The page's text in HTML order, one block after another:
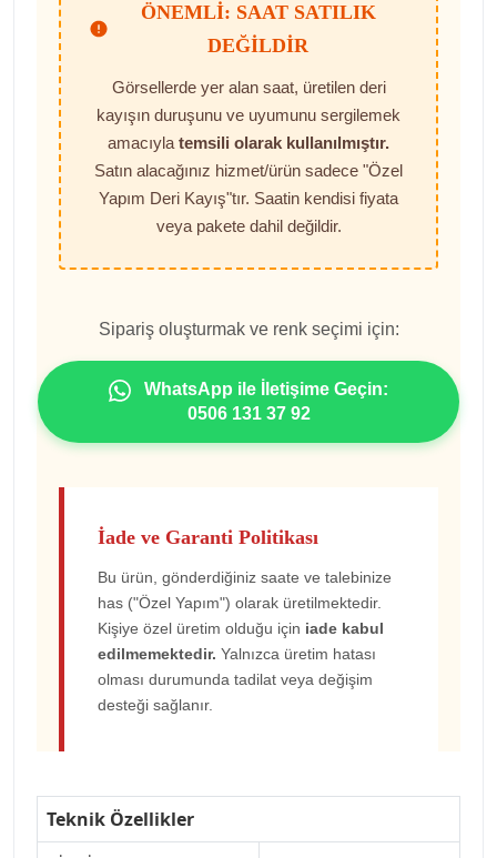
ÖNEMLI: SAAT SATILIK
DEĞILDIR
Görsellerde yer alan saat, üretilen deri
kayışın duruşunu ve uyumunu sergilemek
amacıyla temsili olarak kullanılmıştır.
Satın alacağınız hizmet/ürün sadece "Özel
Yapım Deri Kayış"tır. Saatin kendisi fiyata
veya pakete dahil değildir.
Sipariş oluşturmak ve renk seçimi için:
WhatsApp ile İletişime Geçin:
0506 131 37 92
İade ve Garanti Politikası
Bu ürün, gönderdiğiniz saate ve talebinize
has ("Özel Yapım") olarak üretilmektedir.
Kişiye özel üretim olduğu için iade kabul
edilmemektedir. Yalnızca üretim hatası
olması durumunda tadilat veya değişim
desteği sağlanır.
Teknik Özellikler